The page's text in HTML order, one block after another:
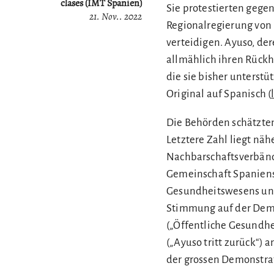
clases (IMT Spanien)
21. Nov.. 2022
Sie protestierten
Regionalregierung
verteidigen. Ayuso,
allmählich ihren
die sie bisher
Original auf Spanisch (
Die Behörden
Letztere Zahl liegt
Gemeinschaft
Gesundheitswesens
Stimmung auf der
(„Öffentliche
(„Ayuso tritt zurück“)
der grossen